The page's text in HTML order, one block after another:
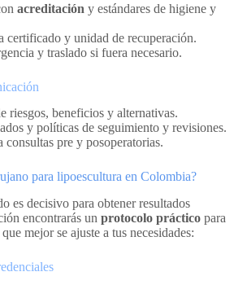
acreditación y estándares de higiene y
certificado y unidad de recuperación.
y traslado si fuera necesario.
riesgos, beneficios y alternativas.
y políticas de seguimiento y revisiones.
pre y posoperatorias.
para lipoescultura en Colombia?
es decisivo para obtener resultados
encontrarás un protocolo práctico para
mejor se ajuste a tus necesidades: